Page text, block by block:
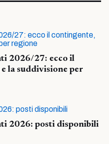
2026/27: ecco il
la suddivisione per
2026: posti disponibili